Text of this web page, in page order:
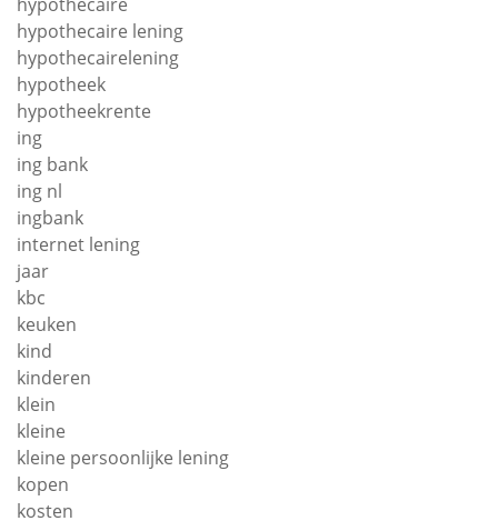
hypothecaire lening
hypothecairelening
hypotheek
hypotheekrente
ing
ing bank
ing nl
ingbank
internet lening
jaar
kbc
keuken
kind
kinderen
klein
kleine
kleine persoonlijke lening
kopen
kosten